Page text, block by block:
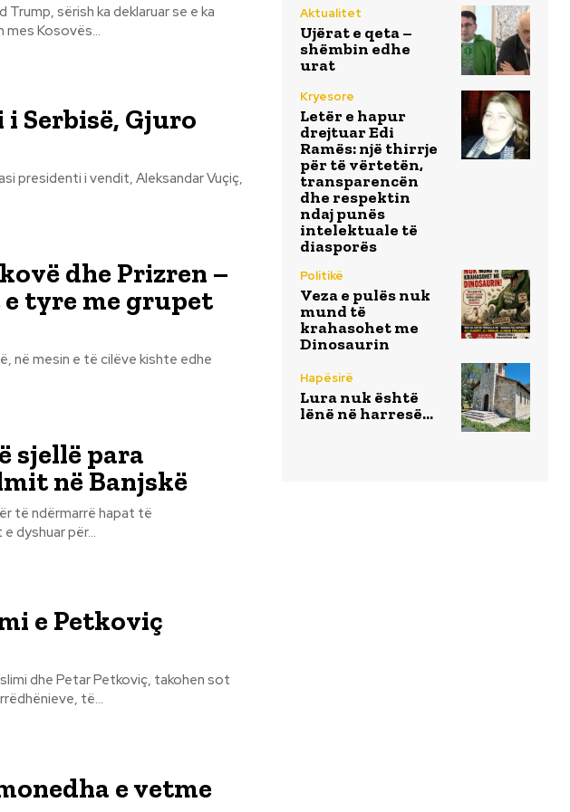
sërish ka deklaruar se e ka
“Ndalëm luftën mes Kosovës...
Serbisë, Gjuro
presidenti i vendit, Aleksandar Vuçiç,
dhe Prizren –
tyre me grupet
në mesin e të cilëve kishte edhe
sjellë para
në Banjskë
të ndërmarrë hapat të
dyshuar për...
e Petkoviç
dhe Petar Petkoviç, takohen sot
të...
e vetme
Aktualitet
Ujërat e qeta –
shëmbin edhe
urat
Kryesore
Letër e hapur
drejtuar Edi
Ramës: një thirrje
për të vërtetën,
transparencën
dhe respektin
ndaj punës
intelektuale të
diasporës
Politikë
Veza e pulës nuk
mund të
krahasohet me
Dinosaurin
Hapësirë
Lura nuk është
lënë në harresë…